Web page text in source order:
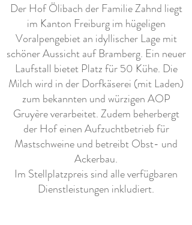
Der Hof Ölibach der Familie Zahnd liegt
im Kanton Freiburg im hügeligen
Voralpengebiet an idyllischer Lage mit
schöner Aussicht auf Bramberg. Ein neuer
Laufstall bietet Platz für 50 Kühe. Die
Milch wird in der Dorfkäserei (mit Laden)
zum bekannten und würzigen AOP
Gruyère verarbeitet. Zudem beherbergt
der Hof einen Aufzuchtbetrieb für
Mastschweine und betreibt Obst- und
Ackerbau.
Im Stellplatzpreis sind alle verfügbaren
Dienstleistungen inkludiert.